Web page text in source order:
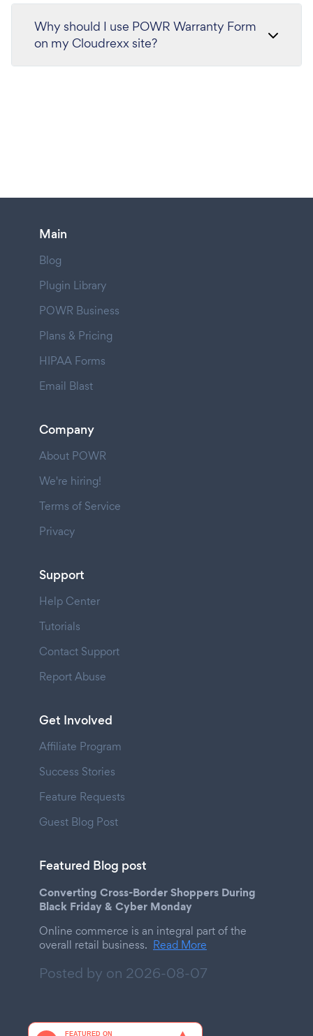
Why should I use POWR Warranty Form
on my Cloudrexx site?
Main
Blog
Plugin Library
POWR Business
Plans & Pricing
HIPAA Forms
Email Blast
Company
About POWR
We're hiring!
Terms of Service
Privacy
Support
Help Center
Tutorials
Contact Support
Report Abuse
Get Involved
Affiliate Program
Success Stories
Feature Requests
Guest Blog Post
Featured Blog post
Converting Cross-Border Shoppers During
Black Friday & Cyber Monday
Online commerce is an integral part of the
overall retail business. Read More
Posted by on 2026-08-07